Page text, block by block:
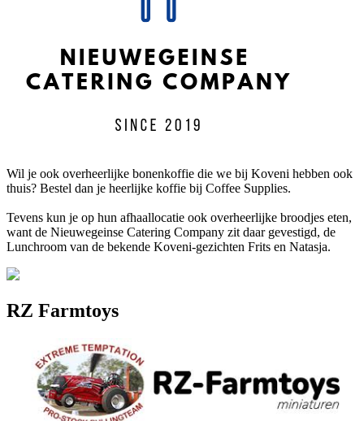
Wil je ook overheerlijke bonenkoffie die we bij Koveni hebben ook
thuis? Bestel dan je heerlijke koffie bij Coffee Supplies.
Tevens kun je op hun afhaallocatie ook overheerlijke broodjes eten,
want de Nieuwegeinse Catering Company zit daar gevestigd, de
Lunchroom van de bekende Koveni-gezichten Frits en Natasja.
RZ Farmtoys